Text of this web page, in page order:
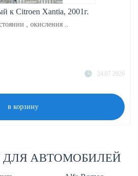
к Citroen Xantia, 2001г.
, окисления ..
24.07.2026
в корзину
ДЛЯ АВТОМОБИЛЕЙ